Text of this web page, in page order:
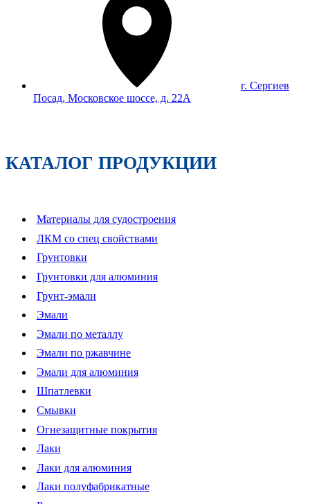
г. Сергиев
Посад, Московское шоссе, д. 22А
КАТАЛОГ ПРОДУКЦИИ
Материалы для судостроения
ЛКМ со спец свойствами
Грунтовки
Грунтовки для алюминия
Грунт-эмали
Эмали
Эмали по металлу
Эмали по ржавчине
Эмали для алюминия
Шпатлевки
Смывки
Огнезащитные покрытия
Лаки
Лаки для алюминия
Лаки полуфабрикатные